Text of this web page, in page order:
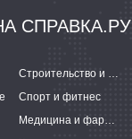
СПРАВКА.РУ
Строительство и ремонт
Спорт и фитнес
Медицина и фармацевтика